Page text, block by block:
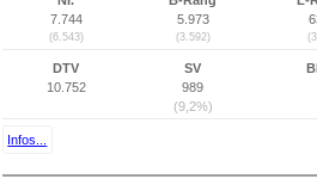
7.744
(6.543)
5.973
(3.592)
DTV
10.752
SV
989
(9,2%)
Infos...